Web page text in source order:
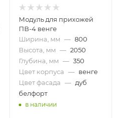
Модуль для прихожей
ПВ-4 венге
Ширина, мм — 800
Высота, мм — 2050
Глубина, мм — 350
Цвет корпуса — венге
Цвет фасада — дуб
белфорт
в наличии